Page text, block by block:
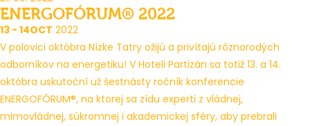
ENERGOFÓRUM® 2022
13 - 14OCT 2022
V polovici októbra Nízke Tatry ožijú a privítajú rôznorodých
odborníkov na energetiku! V Hoteli Partizán sa totiž 13. a 14.
októbra uskutoční už šestnásty ročník konferencie
ENERGOFÓRUM®, na ktorej sa zídu experti z vládnej,
mimovládnej, súkromnej i akademickej sféry, aby prebrali